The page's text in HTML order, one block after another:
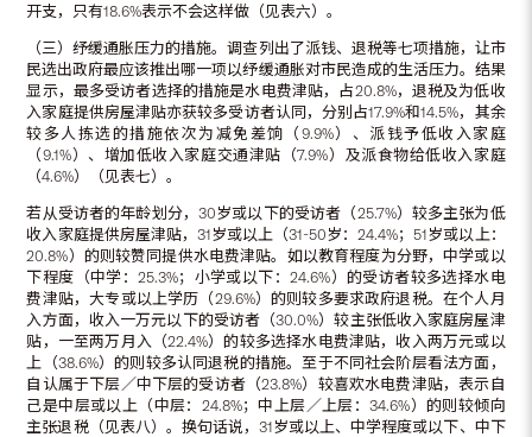
开支，只有18.6%表示不会这样做（见表六）。
（三）纾缓通胀压力的措施。调查列出了派钱、退税等七项措施，让市
民选出政府最应该推出哪一项以纾缓通胀对市民造成的生活压力。结果
显示，最多受访者选择的措施是水电费津贴，占20.8%，退税及为低收
入家庭提供房屋津贴亦获较多受访者认同，分别占17.9%和14.5%，其余
较多人拣选的措施依次为减免差饷（9.9%）、派钱予低收入家庭
（9.1%）、增加低收入家庭交通津贴（7.9%）及派食物给低收入家庭
（4.6%）（见表七）。
若从受访者的年龄划分，30岁或以下的受访者（25.7%）较多主张为低
收入家庭提供房屋津贴，31岁或以上（31-50岁：24.4%；51岁或以上：
20.8%）的则较赞同提供水电费津贴。如以教育程度为分野，中学或以
下程度（中学：25.3%；小学或以下：24.6%）的受访者较多选择水电
费津贴，大专或以上学历（29.6%）的则较多要求政府退税。在个人月
入方面，收入一万元以下的受访者（30.0%）较主张低收入家庭房屋津
贴，一至两万月入（22.4%）的较多选择水电费津贴，收入两万元或以
上（38.6%）的则较多认同退税的措施。至于不同社会阶层看法方面，
自认属于下层／中下层的受访者（23.8%）较喜欢水电费津贴，表示自
己是中层或以上（中层：24.8%；中上层／上层：34.6%）的则较倾向
主张退税（见表八）。换句话说，31岁或以上、中学程度或以下、中下